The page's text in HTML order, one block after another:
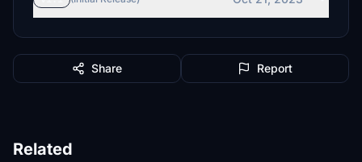
Share Report
Related